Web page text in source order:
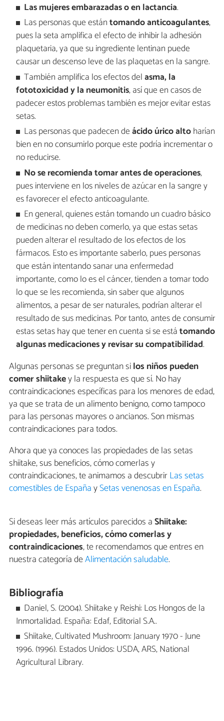
Las mujeres embarazadas o en lactancia.
Las personas que estántomando anticoagulantes,
pues la seta amplifica el efecto de inhibir la adhesión
plaquetaria, ya que su ingrediente lentinan puede
causar un descenso leve de las plaquetas en la sangre.
También amplifica los efectos delasma, la
fototoxicidad y la neumonitis, así que en casos de
padecer estos problemas también es mejor evitar estas
setas.
Las personas que padecen deácido úrico altoharían
bien en no consumirlo porque este podría incrementar o
no reducirse.
No se recomienda tomar antes de operaciones,
pues interviene en los niveles de azúcar en la sangre y
es favorecer el efecto anticoagulante.
En general, quienes están tomando un cuadro básico
de medicinas no deben comerlo, ya que estas setas
pueden alterar el resultado de los efectos de los
fármacos. Esto es importante saberlo, pues personas
que están intentando sanar una enfermedad
importante, como lo es el cáncer, tienden a tomar todo
lo que se les recomienda, sin saber que algunos
alimentos, a pesar de ser naturales, podrían alterar el
resultado de sus medicinas. Por tanto, antes de consumir
estas setas hay que tener en cuenta si se estátomando
algunas medicaciones y revisar su compatibilidad.
Algunas personas se preguntan silos niños pueden
comer shiitakey la respuesta es que sí. No hay
contraindicaciones específicas para los menores de edad,
ya que se trata de un alimento benigno, como tampoco
para las personas mayores o ancianos. Son mismas
contraindicaciones para todos.
Ahora que ya conoces las propiedades de las setas
shiitake, sus beneficios, cómo comerlas y
contraindicaciones, te animamos a descubrirLas setas
comestibles de EspañaySetas venenosas en España.
Si deseas leer más artículos parecidos aShiitake:
propiedades, beneficios, cómo comerlas y
contraindicaciones, te recomendamos que entres en
nuestra categoría deAlimentación saludable.
Bibliografía
Daniel, S. (2004). Shiitake y Reishi: Los Hongos de la
Inmortalidad. España: Edaf, Editorial S.A..
Shiitake, Cultivated Mushroom: January 1970 - June
1996. (1996). Estados Unidos: USDA, ARS, National
Agricultural Library.